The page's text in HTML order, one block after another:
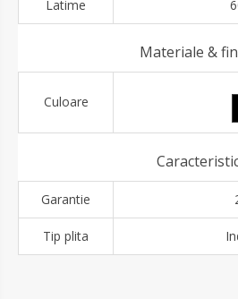
Latime
Materiale &
Culoare
Garantie
Tip plita